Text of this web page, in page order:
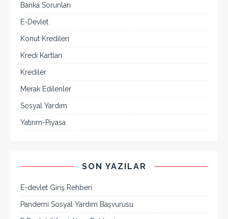
Banka Sorunları
E-Devlet
Konut Kredileri
Kredi Kartları
Krediler
Merak Edilenler
Sosyal Yardım
Yatırım-Piyasa
SON YAZILAR
E-devlet Giriş Rehberi
Pandemi Sosyal Yardım Başvurusu